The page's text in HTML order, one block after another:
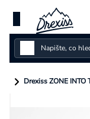
obsah
Dámské
Drexiss ZONE